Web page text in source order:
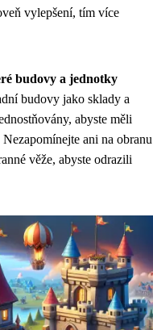
vylepšení, tím více
budovy a jednotky
budovy jako sklady a
abyste měli
ani na obranu
věže, abyste odrazili